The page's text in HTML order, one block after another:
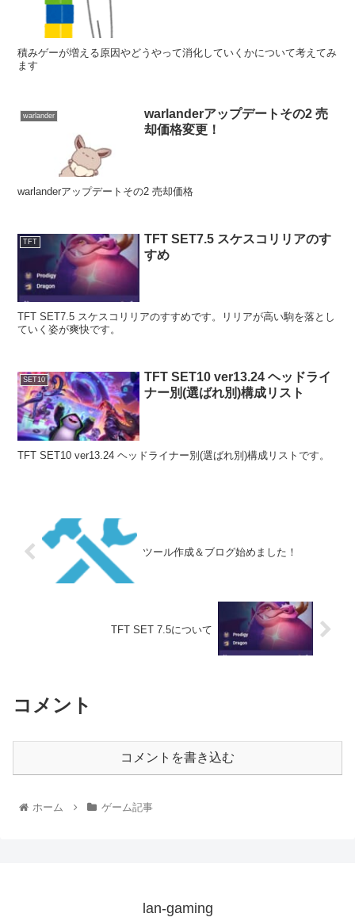
積みゲーが増える原因やどうやって消化していくかについて考えてみ
ます
warlander
warlanderアップデートその2 売
却価格変更！
warlanderアップデートその2 売却価格
TFT
TFT SET7.5 スケスコリリアのす
すめ
TFT SET7.5 スケスコリリアのすすめです。リリアが高い駒を落とし
ていく姿が爽快です。
SET10
TFT SET10 ver13.24 ヘッドライ
ナー別(選ばれ別)構成リスト
TFT SET10 ver13.24 ヘッドライナー別(選ばれ別)構成リストです。
ツール作成＆ブログ始めました！
TFT SET 7.5について
コメント
コメントを書き込む
ホーム ゲーム記事
lan-gaming